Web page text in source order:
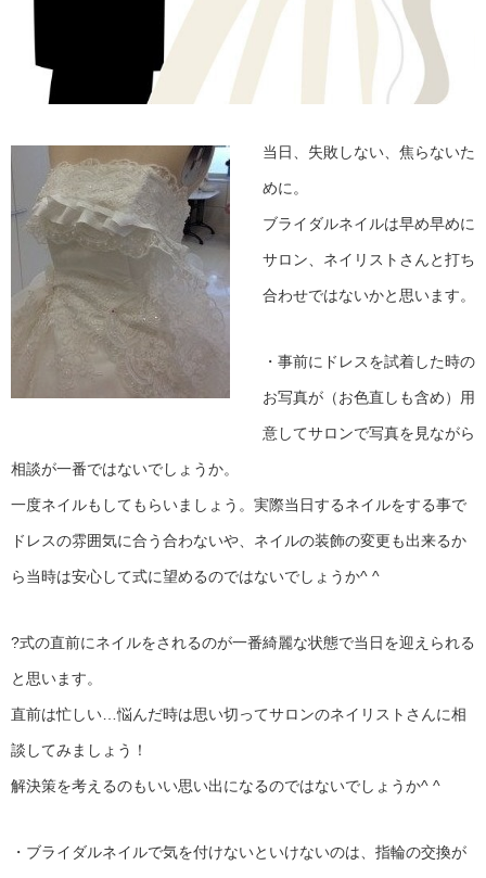
当日、失敗しない、焦らないた
めに。
ブライダルネイルは早め早めに
サロン、ネイリストさんと打ち
合わせではないかと思います。
・事前にドレスを試着した時の
お写真が（お色直しも含め）用
意してサロンで写真を見ながら
相談が一番ではないでしょうか。
一度ネイルもしてもらいましょう。実際当日するネイルをする事で
ドレスの雰囲気に合う合わないや、ネイルの装飾の変更も出来るか
ら当時は安心して式に望めるのではないでしょうか^ ^
?式の直前にネイルをされるのが一番綺麗な状態で当日を迎えられる
と思います。
直前は忙しい…悩んだ時は思い切ってサロンのネイリストさんに相
談してみましょう！
解決策を考えるのもいい思い出になるのではないでしょうか^ ^
・ブライダルネイルで気を付けないといけないのは、指輪の交換が